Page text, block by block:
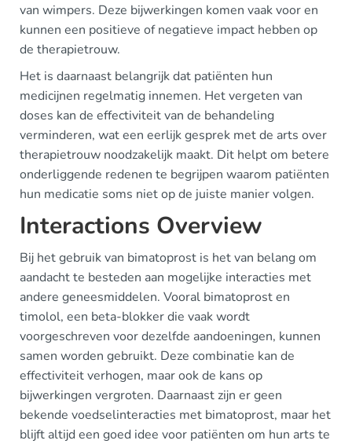
van wimpers. Deze bijwerkingen komen vaak voor en
kunnen een positieve of negatieve impact hebben op
de therapietrouw.
Het is daarnaast belangrijk dat patiënten hun
medicijnen regelmatig innemen. Het vergeten van
doses kan de effectiviteit van de behandeling
verminderen, wat een eerlijk gesprek met de arts over
therapietrouw noodzakelijk maakt. Dit helpt om betere
onderliggende redenen te begrijpen waarom patiënten
hun medicatie soms niet op de juiste manier volgen.
Interactions Overview
Bij het gebruik van bimatoprost is het van belang om
aandacht te besteden aan mogelijke interacties met
andere geneesmiddelen. Vooral bimatoprost en
timolol, een beta-blokker die vaak wordt
voorgeschreven voor dezelfde aandoeningen, kunnen
samen worden gebruikt. Deze combinatie kan de
effectiviteit verhogen, maar ook de kans op
bijwerkingen vergroten. Daarnaast zijn er geen
bekende voedselinteracties met bimatoprost, maar het
blijft altijd een goed idee voor patiënten om hun arts te